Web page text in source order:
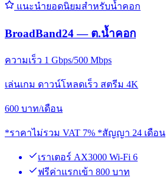
แนะนำยอดนิยมสำหรับน้ำคอก
BroadBand24 — ต.น้ำคอก
ความเร็ว 1 Gbps/500 Mbps
เล่นเกม ดาวน์โหลดเร็ว สตรีม 4K
600 บาท/เดือน
*ราคาไม่รวม VAT 7% *สัญญา 24 เดือน
เราเตอร์ AX3000 Wi-Fi 6
ฟรีค่าแรกเข้า 800 บาท